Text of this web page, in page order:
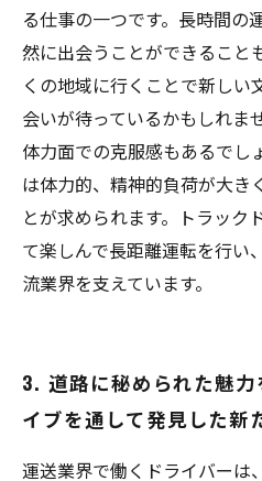
る仕事の一つです。長時間の
然に出会うことができること
くの地域に行くことで新しい
会いが待っているかもしれま
体力面での克服感もあるでし
は体力的、精神的負荷が大き
とが求められます。トラック
て楽しんで長距離運転を行い
流業界を支えています。
3. 道路に秘められた魅
イブを通して発見した新
運送業界で働くドライバーは